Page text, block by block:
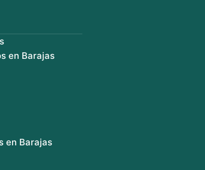
en Barajas
en Barajas